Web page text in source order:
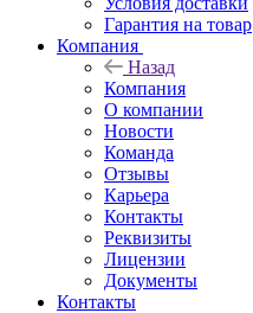
Гарантия на товар
Компания
Назад
Компания
О компании
Новости
Команда
Отзывы
Карьера
Контакты
Реквизиты
Лицензии
Документы
Контакты